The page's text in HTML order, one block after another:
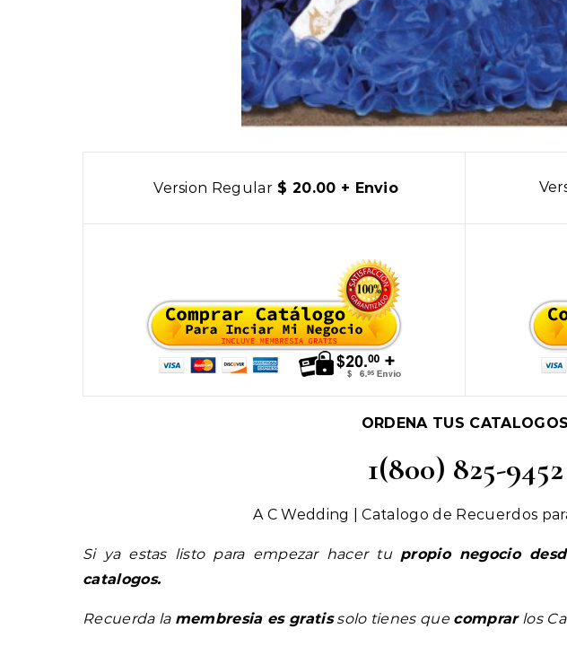
Version Regular $ 20.00 + Envio
ORDENA TUS CATALOGOS
1(800) 825-9452
A C Wedding | Catalogo de Recuerdos
Si ya estas listo para empezar hacer tu propio negocio
catalogos.
Recuerda la membresia es gratissolo tienes que comprarlos